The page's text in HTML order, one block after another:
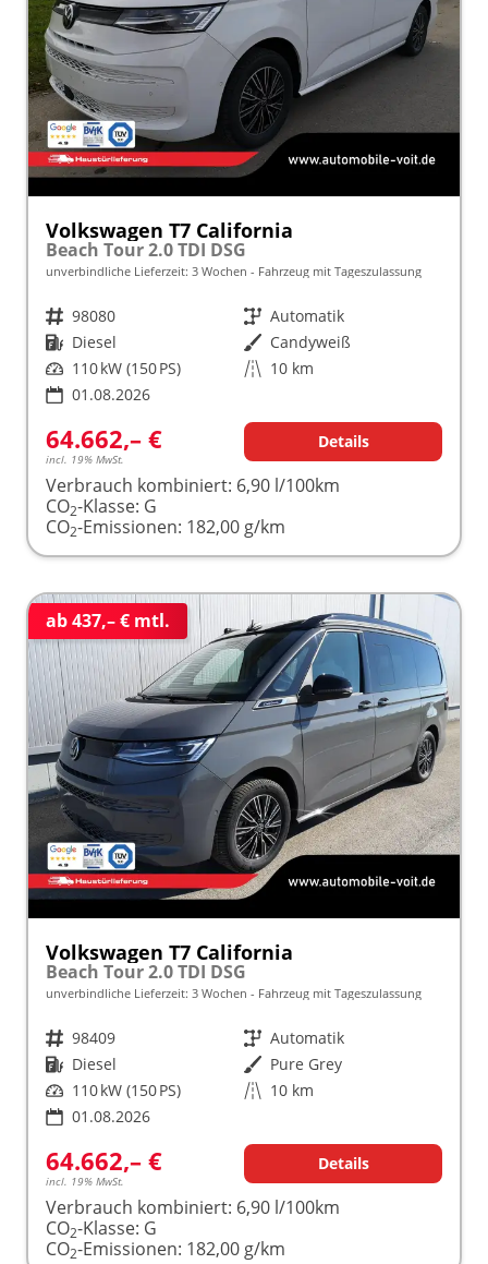
Volkswagen T7 California
Beach Tour 2.0 TDI DSG
unverbindliche Lieferzeit: 3 Wochen Fahrzeug mit Tageszulassung
Fahrzeugnr. 98080 Getriebe Automatik
Kraftstoff Diesel Außenfarbe Candyweiß
Leistung 110 kW (150 PS) Kilometerstand 10 km
01.08.2026
64.662,– €
incl. 19% MwSt.
Details
Verbrauch kombiniert: 6,90 l/100km
CO2-Klasse: G
CO2-Emissionen: 182,00 g/km
ab 437,– € mtl.
Volkswagen T7 California
Beach Tour 2.0 TDI DSG
unverbindliche Lieferzeit: 3 Wochen Fahrzeug mit Tageszulassung
Fahrzeugnr. 98409 Getriebe Automatik
Kraftstoff Diesel Außenfarbe Pure Grey
Leistung 110 kW (150 PS) Kilometerstand 10 km
01.08.2026
64.662,– €
incl. 19% MwSt.
Details
Verbrauch kombiniert: 6,90 l/100km
CO2-Klasse: G
CO2-Emissionen: 182,00 g/km